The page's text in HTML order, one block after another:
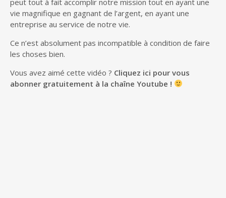
vie magnifique en gagnant de l’argent, en ayant une
entreprise au service de notre vie.
Ce n’est absolument pas incompatible à condition de faire
les choses bien.
Vous avez aimé cette vidéo ? Cliquez ici pour vous
abonner gratuitement à la chaîne Youtube !